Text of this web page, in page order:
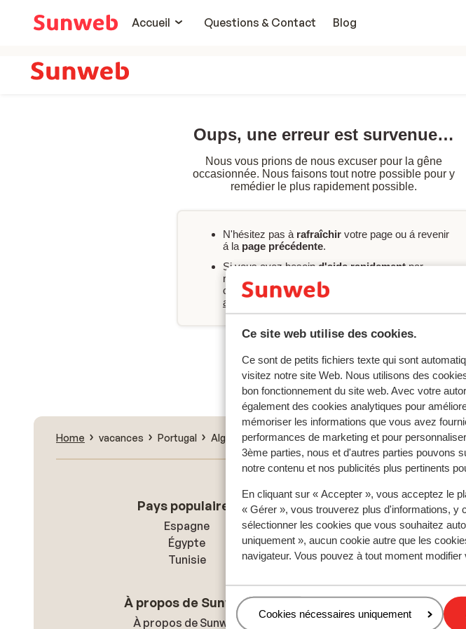
Ce site web utilise des cookies.
Ce sont de petits fichiers texte qui sont
visitez notre site Web. Nous utilisons des
bon fonctionnement du site web. Avec votre
également des cookies analytiques pour
mémoriser les informations que vous avez
performances de marketing et pour
3ème parties, nous et d'autres parties pouvons
notre contenu et nos publicités plus pertinents
En cliquant sur « Accepter », vous acceptez le
« Gérer », vous trouverez plus d'informations, y
sélectionner les cookies que vous souhaitez
uniquement », aucun cookie autre que les
navigateur. Vous pouvez à tout moment
Gérer
Cookies nécessaires uniquement
Accueil
Questions & Contact Blog
Oups, une erreur est survenue…
Nous vous prions de nous excuser pour la gêne
occasionnée. Nous faisons tout notre possible pour y
remédier le plus rapidement possible.
N'hésitez pas à rafraîchir votre page ou á revenir
á la page précédente.
Si vous avez besoind'aide rapidementpar
rapport à votre réservation, vous pouvez
consultez nos FAQ ou contacter notre
après-vente
Nouvelle recherche
Home vacances Portugal Algarve Vilamoura Domes Lake Algarve,
Pays populaires
Espagne
Égypte
Tunisie
Mer
Golfe
À propos de Sunweb
À propos de Sunweb
Politique de
Politique